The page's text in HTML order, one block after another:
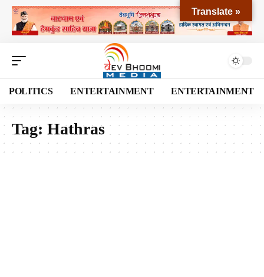
POLITICS ENTERTAINMENT ENTERTAINMENT
Tag: Hathras
Translate »